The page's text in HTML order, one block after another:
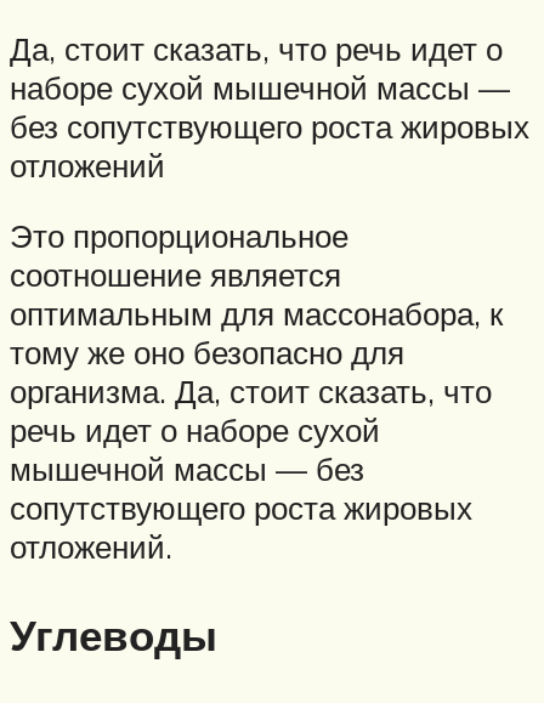
Да, стоит сказать, что речь идет о
наборе сухой мышечной массы —
без сопутствующего роста жировых
отложений
Это пропорциональное
соотношение является
оптимальным для массонабора, к
тому же оно безопасно для
организма. Да, стоит сказать, что
речь идет о наборе сухой
мышечной массы — без
сопутствующего роста жировых
отложений.
Углеводы